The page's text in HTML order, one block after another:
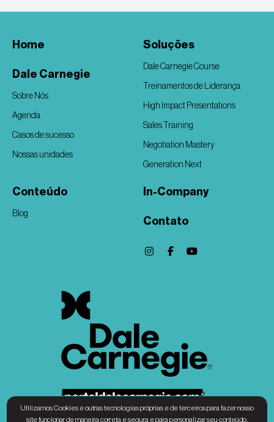
Home
Dale Carnegie
Sobre Nós
Agenda
Casos de sucesso
Nossas unidades
Soluções
Dale Carnegie Course
Treinamentos de Liderança
High Impact Presentations
Sales Training
Negotiation Mastery
Generation Next
Conteúdo
Blog
In-Company
Contato
Utilizamos Cookies e outras tecnologias próprias e de terceiros para fazer nosso
site funcionar de maneira correta e segura e para personalizar seu conteúdo.